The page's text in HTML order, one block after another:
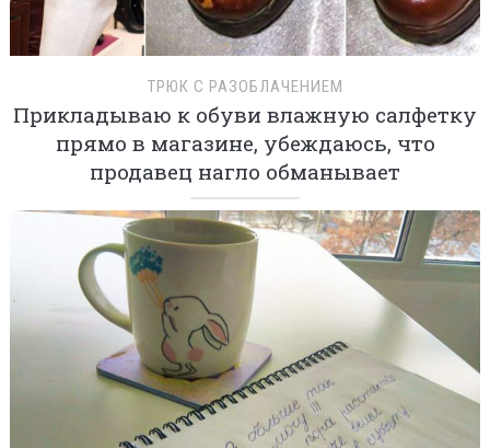
ТРЮК С РАЗОБЛАЧЕНИЕМ
Прикладываю к обуви влажную салфетку
прямо в магазине, убеждаюсь, что
продавец нагло обманывает